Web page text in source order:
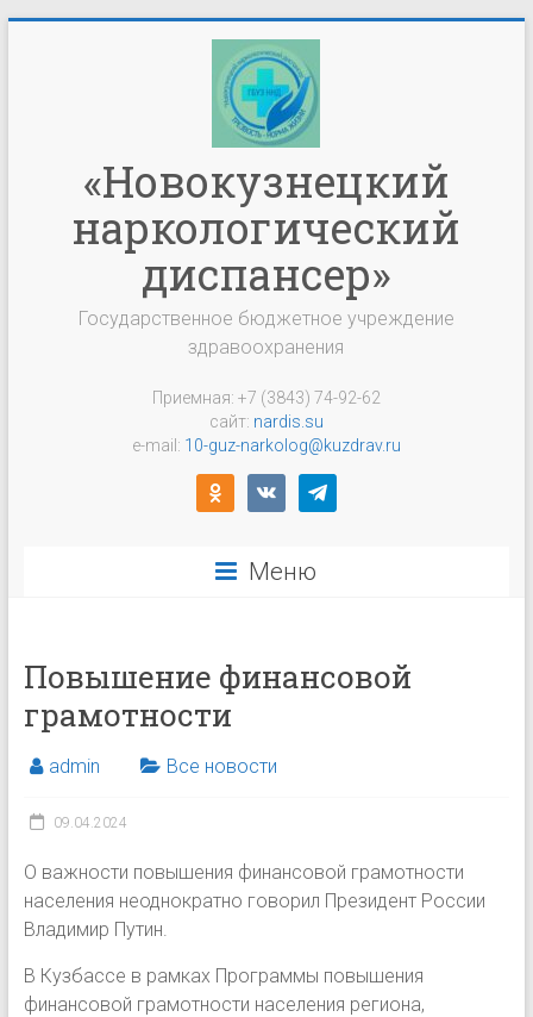
«Новокузнецкий
наркологический
диспансер»
Государственное бюджетное учреждение
здравоохранения
Приемная: +7 (3843) 74-92-62
сайт: nardis.su
e-mail: 10-guz-narkolog@kuzdrav.ru
odnoklassniki
vkontaktetelegram
Меню
Повышение финансовой
грамотности
admin Все новости
09.04.2024
О важности повышения финансовой грамотности
населения неоднократно говорил Президент России
Владимир Путин.
В Кузбассе в рамках Программы повышения
финансовой грамотности населения региона,